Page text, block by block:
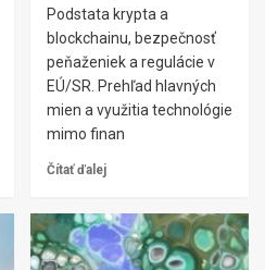
Podstata krypta a
blockchainu, bezpečnosť
peňaženiek a regulácie v
EÚ/SR. Prehľad hlavných
mien a využitia technológie
mimo finan
Čítať ďalej